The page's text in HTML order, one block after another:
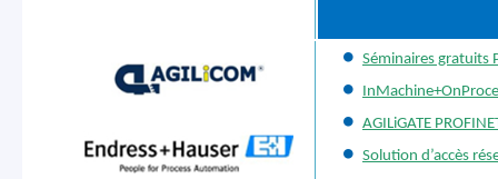
Séminaires gratuits
AGILiGATE
Solution d’accès